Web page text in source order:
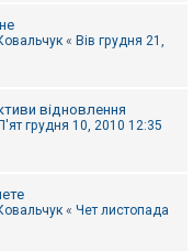
« Вів грудня 21,
відновлення
П'ят грудня 10, 2010 12:35
« Чет листопада